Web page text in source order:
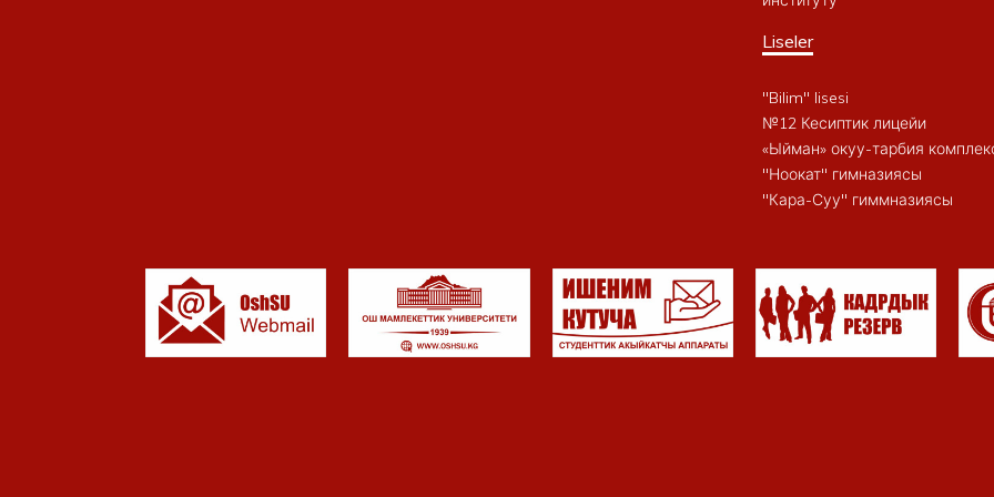
Liseler
"Bilim" lisesi
№12 Кесиптик лицейи
«Ыйман» окуу-тарбия
"Ноокат" гимназиясы
"Кара-Суу" гиммназиясы